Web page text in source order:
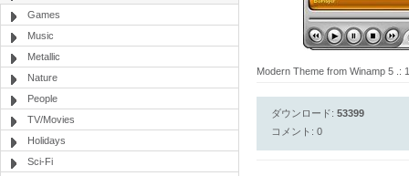
Games
Music
Metallic
Nature
People
TV/Movies
Holidays
Sci-Fi
Modern Theme from Winamp 5 .:
ダウンロード: 53399
コメント: 0